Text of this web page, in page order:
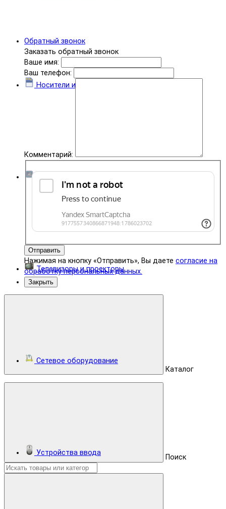
Обратный звонок
Заказать обратный звонок
Ваше имя:
Ваш телефон:
Комментарий:
Отправить
Нажимая на кнопку «Отправить», Вы даете согласие на
обработку персональных данных.
Закрыть
Каталог
Поиск
Носители информации
Комплектующие
Телевизоры и проекторы
Сетевое оборудование
Устройства ввода